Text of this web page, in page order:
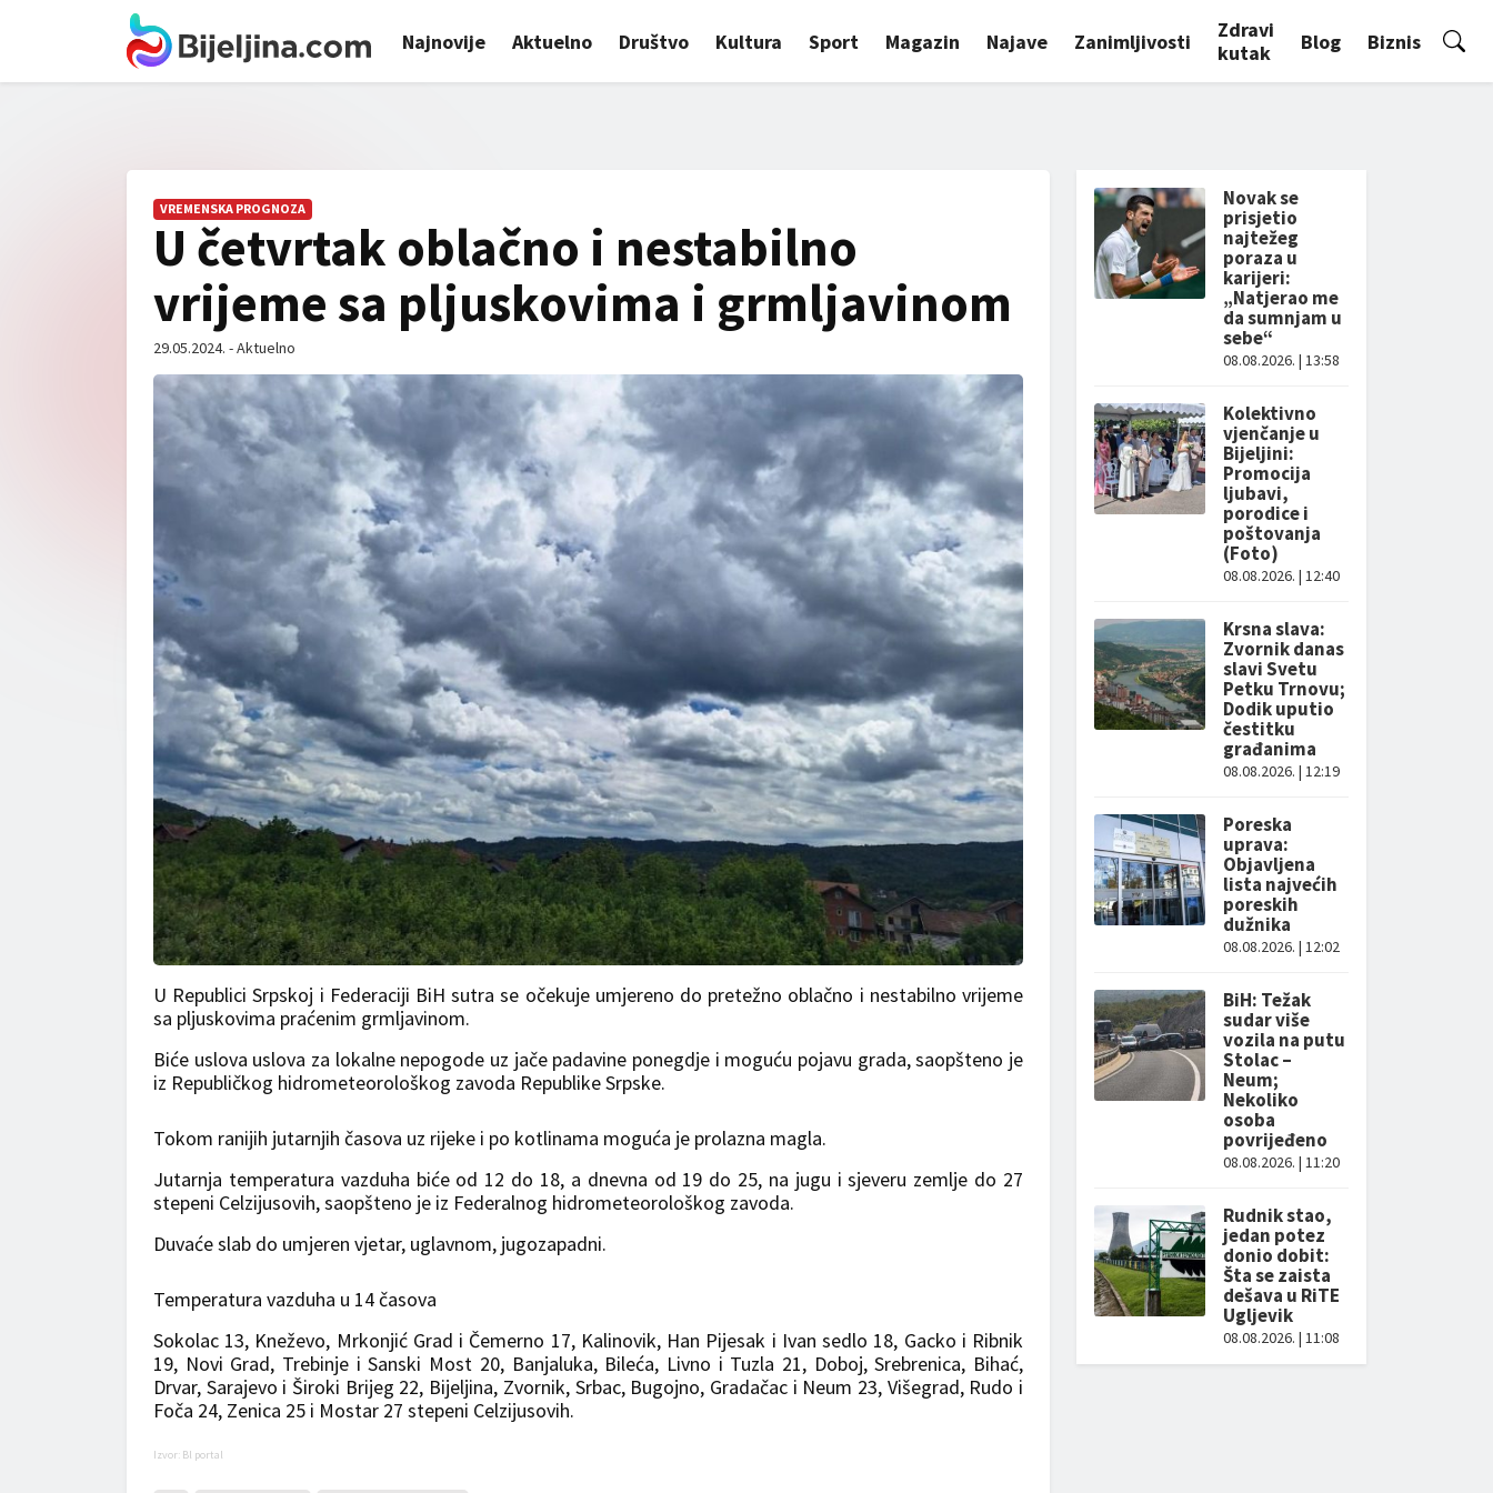
Najnovije Aktuelno Društvo Kultura Sport Magazin Najave Zanimljivosti
Zdravi
kutak
Blog Biznis
VREMENSKA PROGNOZA
U četvrtak oblačno i nestabilno
vrijeme sa pljuskovima i grmljavinom
29.05.2024. - Aktuelno
U Republici Srpskoj i Federaciji BiH sutra se očekuje umjereno do pretežno oblačno i nestabilno vrijeme
sa pljuskovima praćenim grmljavinom.
Biće uslova uslova za lokalne nepogode uz jače padavine ponegdje i moguću pojavu grada, saopšteno je
iz Republičkog hidrometeorološkog zavoda Republike Srpske.
Tokom ranijih jutarnjih časova uz rijeke i po kotlinama moguća je prolazna magla.
Jutarnja temperatura vazduha biće od 12 do 18, a dnevna od 19 do 25, na jugu i sjeveru zemlje do 27
stepeni Celzijusovih, saopšteno je iz Federalnog hidrometeorološkog zavoda.
Duvaće slab do umjeren vjetar, uglavnom, jugozapadni.
Temperatura vazduha u 14 časova
Sokolac 13, Kneževo, Mrkonjić Grad i Čemerno 17, Kalinovik, Han Pijesak i Ivan sedlo 18, Gacko i Ribnik
19, Novi Grad, Trebinje i Sanski Most 20, Banjaluka, Bileća, Livno i Tuzla 21, Doboj, Srebrenica, Bihać,
Drvar, Sarajevo i Široki Brijeg 22, Bijeljina, Zvornik, Srbac, Bugojno, Gradačac i Neum 23, Višegrad, Rudo i
Foča 24, Zenica 25 i Mostar 27 stepeni Celzijusovih.
Izvor: Bl portal
Novak se
prisjetio
najtežeg
poraza u
karijeri:
„Natjerao me
da sumnjam u
sebe“
08.08.2026. | 13:58
Kolektivno
vjenčanje u
Bijeljini:
Promocija
ljubavi,
porodice i
poštovanja
(Foto)
08.08.2026. | 12:40
Krsna slava:
Zvornik danas
slavi Svetu
Petku Trnovu;
Dodik uputio
čestitku
građanima
08.08.2026. | 12:19
Poreska
uprava:
Objavljena
lista najvećih
poreskih
dužnika
08.08.2026. | 12:02
BiH: Težak
sudar više
vozila na putu
Stolac –
Neum;
Nekoliko
osoba
povrijeđeno
08.08.2026. | 11:20
Rudnik stao,
jedan potez
donio dobit:
Šta se zaista
dešava u RiTE
Ugljevik
08.08.2026. | 11:08